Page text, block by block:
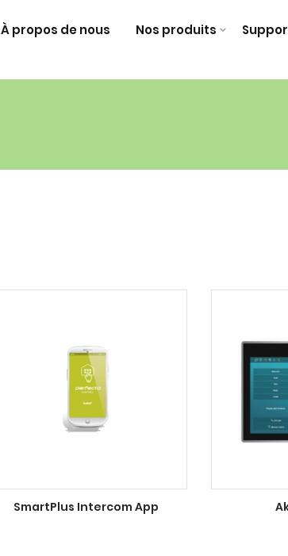
À propos de nous Nos produits
SmartPlus Intercom App